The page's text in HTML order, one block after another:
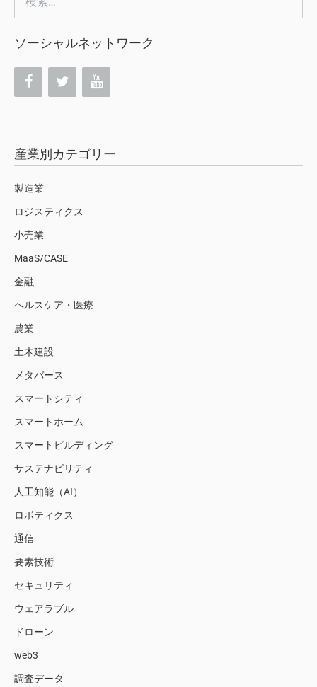
索:
ソーシャルネットワーク
産業別カテゴリー
製造業
ロジスティクス
小売業
MaaS/CASE
金融
ヘルスケア・医療
農業
土木建設
メタバース
スマートシティ
スマートホーム
スマートビルディング
サステナビリティ
人工知能（AI）
ロボティクス
通信
要素技術
セキュリティ
ウェアラブル
ドローン
web3
調査データ